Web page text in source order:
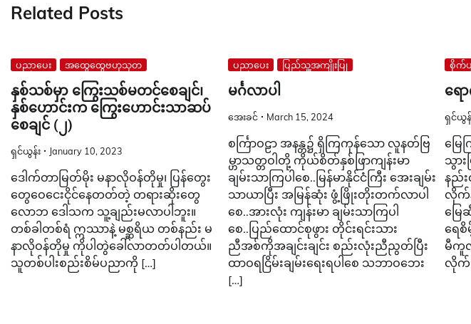
Related Posts
ပညာပေး အထွေထွေဗဟုသုတ
နှစ်သစ်မှာ ကြွေးသစ်မတင်စေချင်၊
နှစ်ဟောင်းက ကြွေးဟောင်းသာဆပ်
စေချင် (၂)
ရှင်ယွန်း January 10, 2023
ဒေါက်တာမြတ်မိုး မနာလိုဝန်တိုမှု၊ ပြန်တွေး
တွေဝေငေးငိုင်နေတတ်တဲ့ တရားဆိုးတွေ
လောဘ ဒေါသက သူ့ချည်းမလာပါဘူး။
တစ်ခါတစ်ရံ ဣဿာနဲ့ မစ္ဆရိယ တစ်နည်း မ
နာလိုဝန်တိုမှု ကိုပါတွဲခေါ်လာတတ်ပါတယ်။
သူတစ်ပါးစည်းစိမ်ပညာကို […]
ပညာပေး ပြည်သူ့အကျိုးပြု
မင်္ဂလာပါ
အေးခင် March 15, 2024
စင်္ကြာဝဠာ အနန္တ၌ ရှိကြကုန်သော လူနတ်ဗြ
မ္ဟာသတ္တဝါတို့ ကိုယ်စိတ်နှစ်ဖြာကျန်းမာ
ချမ်းသာကြပါစေ..မြန်မာနိုင်ငံကြီး အေးချမ်း
သာယာပြီး အမြန်ဆုံး ဖွံ့ဖြိုးတိုးတက်လာပါ
စေ..အားလုံး ကျန်းမာ ချမ်းသာကြပါ
စေ..ပြည်ထောင်စုဖွား တိုင်းရင်းသား
ညီအစ်ကိုအချင်းချင်း စည်းလုံးညီညွတ်ပြီး
ထာဝရငြိမ်းချမ်းရေးရပါစေ သဘာဝဘေး
[…]
စိုက်ပ
ရေ
ရှင်ယွန်
မြ
သွား
နည်း
လိုက်
မြ
ရေစိ
မီကူ
လိုက်